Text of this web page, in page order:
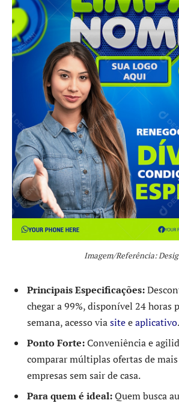
Imagem/Referência:
Principais Especificações:
chegar a 99%, disponível 24 horas
semana, acesso viasiteeaplicativo.
Ponto Forte:Conveniência e
comparar múltiplas ofertas de
empresas sem sair de casa.
Para quem é ideal:Quem busca